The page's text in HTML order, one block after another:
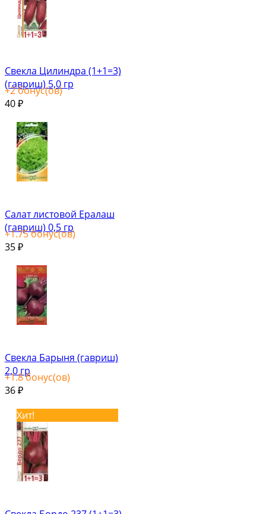
Свекла Цилиндра (1+1=3)
(гавриш) 5,0 гр
+2бонус(ов)
40 ₽
Салат листовой Ералаш
(гавриш) 0,5 гр
+1.75бонус(ов)
35 ₽
Свекла Барыня (гавриш)
2,0 гр
+1.8бонус(ов)
36 ₽
Хит!